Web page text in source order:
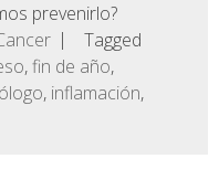
prevenirlo?
Tagged
,fin de año,
, inflamación,